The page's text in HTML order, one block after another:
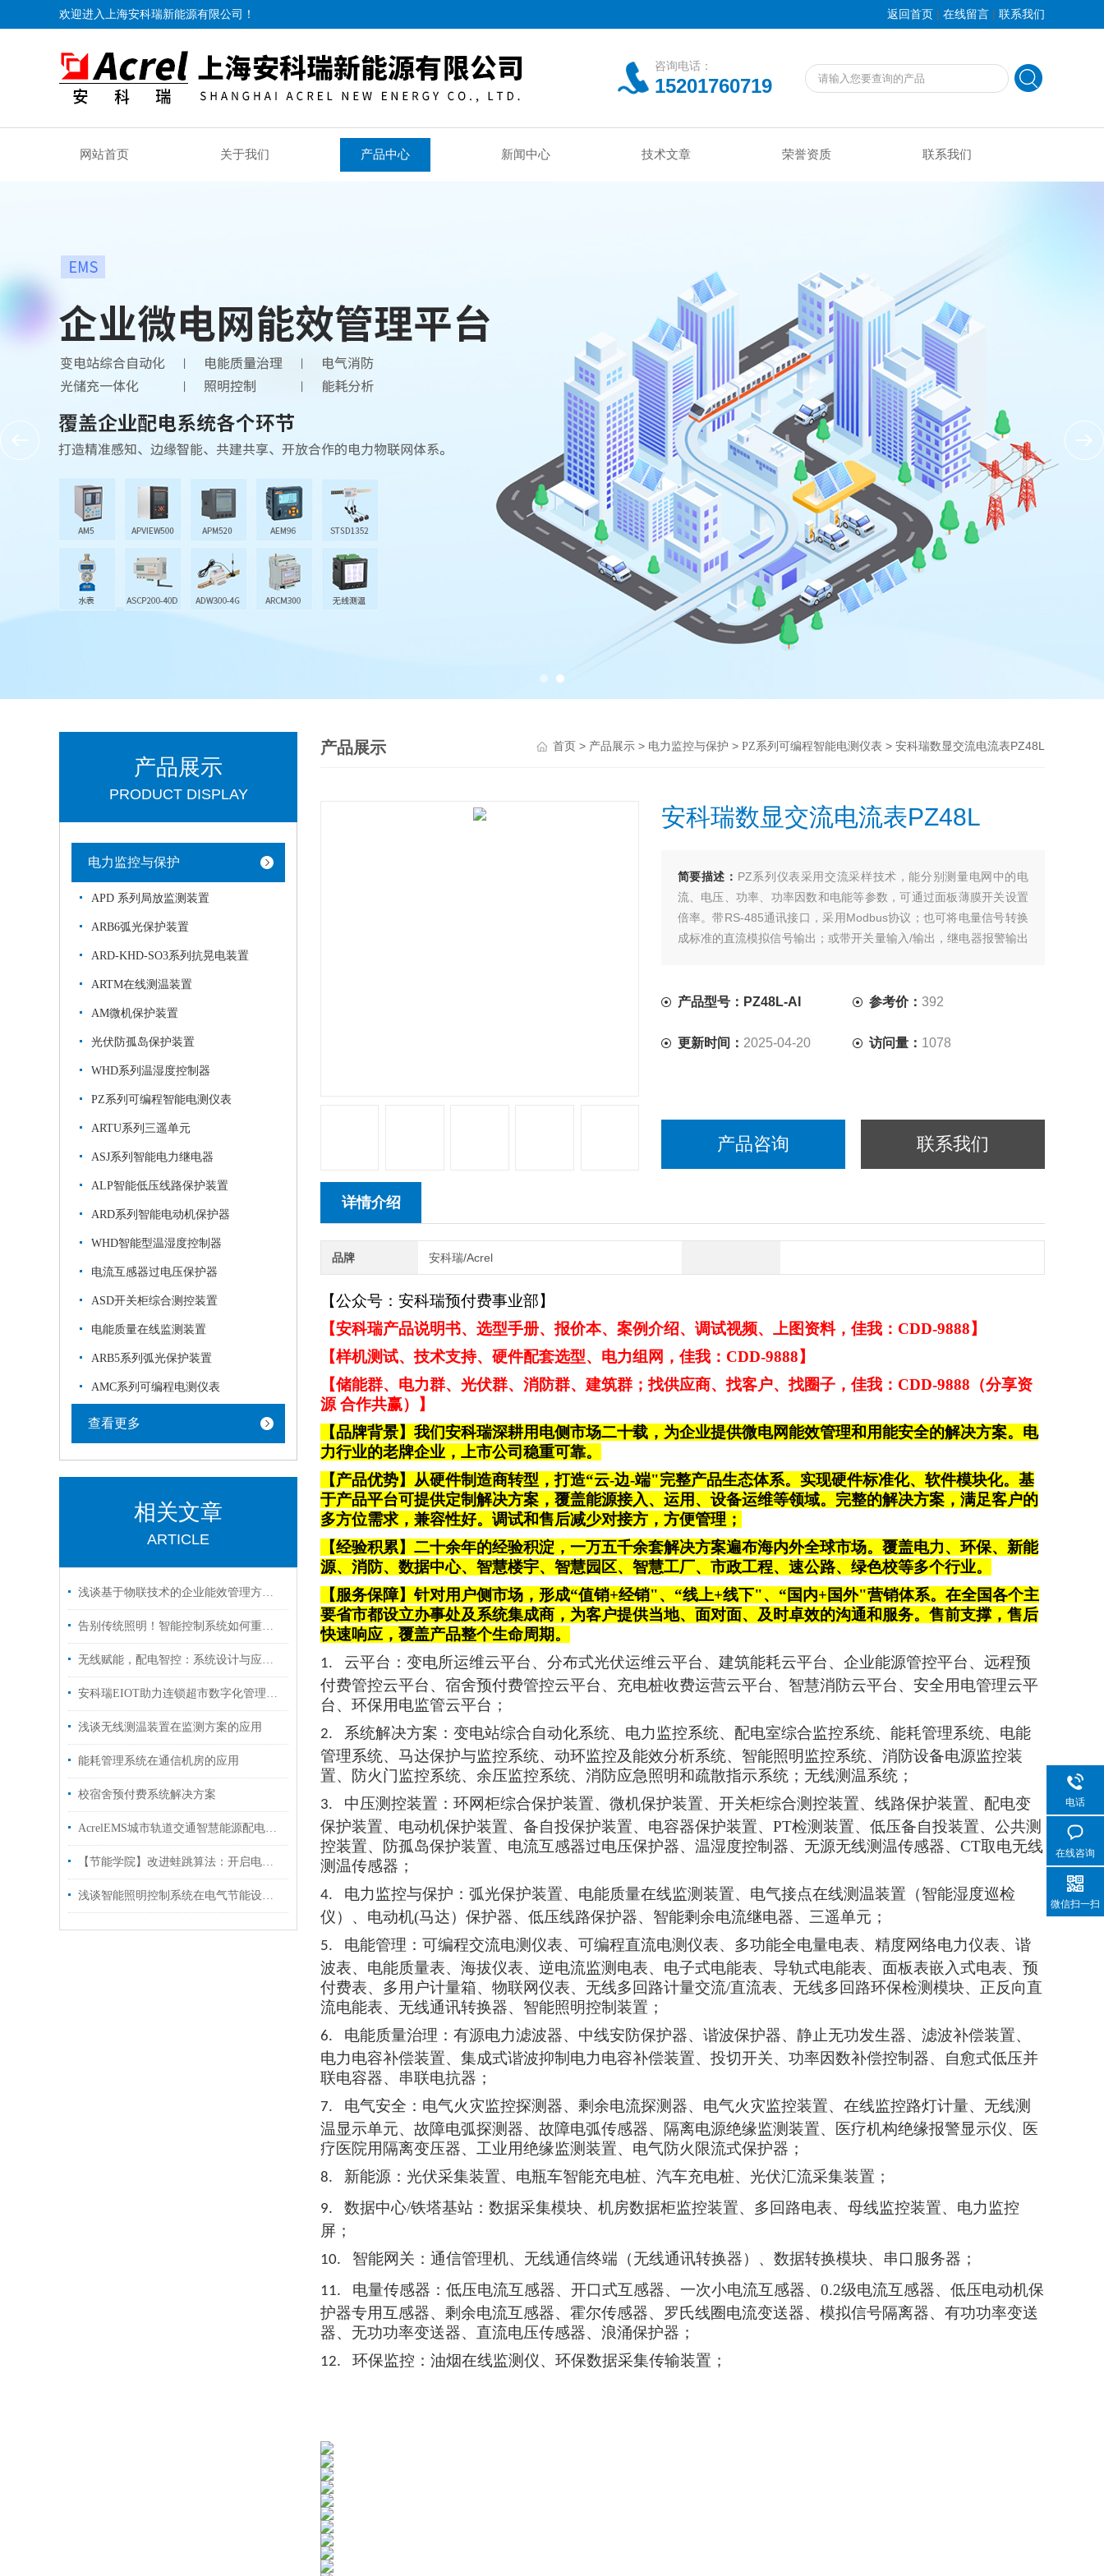
欢迎进入上海安科瑞新能源有限公司！ 返回首页 | 在线留言 | 联系我们
咨询电话：
15201760719
网站首页 关于我们 产品中心 新闻中心 技术文章 荣誉资质 联系我们
产品展示
PRODUCT DISPLAY
电力监控与保护
APD 系列局放监测装置
ARB6弧光保护装置
ARD-KHD-SO3系列抗晃电装置
ARTM在线测温装置
AM微机保护装置
光伏防孤岛保护装置
WHD系列温湿度控制器
PZ系列可编程智能电测仪表
ARTU系列三遥单元
ASJ系列智能电力继电器
ALP智能低压线路保护装置
ARD系列智能电动机保护器
WHD智能型温湿度控制器
电流互感器过电压保护器
ASD开关柜综合测控装置
电能质量在线监测装置
ARB5系列弧光保护装置
AMC系列可编程电测仪表
查看更多
相关文章
ARTICLE
浅谈基于物联技术的企业能效管理方法研究
告别传统照明！智能控制系统如何重塑轨道交通光环境
无线赋能，配电智控：系统设计与应用实践
安科瑞EIOT助力连锁超市数字化管理的全景探索
浅谈无线测温装置在监测方案的应用
能耗管理系统在通信机房的应用
校宿舍预付费系统解决方案
AcrelEMS城市轨道交通智慧能源配电解决方案
【节能学院】改进蛙跳算法：开启电动汽车有序充电新路径
浅谈智能照明控制系统在电气节能设计中的应用
产品展示 首页 > 产品展示 > 电力监控与保护 > PZ系列可编程智能电测仪表 > 安科瑞数显交流电流表PZ48L
安科瑞数显交流电流表PZ48L
简要描述： PZ系列仪表采用交流采样技术，能分别测量电网中的电
流、电压、功率、功率因数和电能等参数，可通过面板薄膜开关设置
倍率。带RS-485通讯接口，采用Modbus协议；也可将电量信号转换
成标准的直流模拟信号输出；或带开关量输入/输出，继电器报警输出
产品型号：PZ48L-AI 参考价：392
更新时间： 2025-04-20 访问量： 1078
产品咨询 联系我们
详情介绍
品牌 安科瑞/Acrel
【公众号：安科瑞预付费事业部】
【安科瑞产品说明书、选型手册、报价本、案例介绍、调试视频、上图资料，佳我：CDD-9888】
【样机测试、技术支持、硬件配套选型、电力组网，佳我：CDD-9888】
【储能群、电力群、光伏群、消防群、建筑群；找供应商、找客户、找圈子，佳我：CDD-9888（分享资
源 合作共赢）】
【品牌背景】我们安科瑞深耕用电侧市场二十载，为企业提供微电网能效管理和用能安全的解决方案。电
力行业的老牌企业，上市公司稳重可靠。
【产品优势】从硬件制造商转型，打造“云-边-端"完整产品生态体系。实现硬件标准化、软件模块化。基
于产品平台可提供定制解决方案，覆盖能源接入、运用、设备运维等领域。完整的解决方案，满足客户的
多方位需求，兼容性好。调试和售后减少对接方，方便管理；
【经验积累】二十余年的经验积淀，一万五千余套解决方案遍布海内外全球市场。覆盖电力、环保、新能
源、消防、数据中心、智慧楼宇、智慧园区、智慧工厂、市政工程、速公路、绿色校等多个行业。
【服务保障】针对用户侧市场，形成“值销+经销"、“线上+线下"、“国内+国外"营销体系。在全国各个主
要省市都设立办事处及系统集成商，为客户提供当地、面对面、及时卓效的沟通和服务。售前支撑，售后
快速响应，覆盖产品整个生命周期。
1. 云平台 ：变电所运维云平台、分布式光伏运维云平台、建筑能耗云平台、企业能源管控平台、远程预
付费管控云平台、宿舍预付费管控云平台、充电桩收费运营云平台、智慧消防云平台、安全用电管理云平
台、环保用电监管云平台；
2.
系统解决方案：变电站综合自动化系统、电力监控系统、配电室综合监控系统、能耗管理系统、电能
管理系统、马达保护与监控系统、动环监控及能效分析系统、智能照明监控系统、消防设备电源监控装
置、防火门监控系统、余压监控系统、消防应急照明和疏散指示系统； 无线测温系统 ；
3. 中压测控装置：环网柜综合保护装置、微机保护装置、开关柜综合测控装置、 线路保护装置、配电变
保护装置、电动机保护装置、备自投保护装置、电容器保护装置、PT检测装置、低压备自投装置、公共测
控装置、防孤岛保护装置、 电流互感器过电压保护器、温湿度控制器、无源无线测温传感器、 CT取电无线
测温传感器 ；
4.
电力监控与保护：弧光保护装置、电能质量在线监测装置、电气接点在线测温装置（智能湿度巡检
仪）、电动机(马达）保护器、低压线路保护器、智能剩余电流继电器、三遥单元；
5.
电能管理：可编程交流电测仪表、可编程直流电测仪表、多功能全电量电表、精度网络电力仪表、谐
波表、电能质量表、海拔仪表、逆电流监测电表、电子式电能表、导轨式电能表、 面板表嵌入式电表、预
付费表、多用户计量箱、物联网仪表、无线多回路计量交流/直流表、无线多回路环保检测模块、正反向直
流电能表、无线通讯转换器、智能照明控制装置；
6.
电能质量治理：有源电力滤波器、中线安防保护器、谐波保护器、静止无功发生器、滤波补偿装置、
电力电容补偿装置、集成式谐波抑制电力电容补偿装置、投切开关、功率因数补偿控制器、自愈式低压并
联电容器、串联电抗器；
7.
电气安全：电气火灾监控探测器、剩余电流探测器、电气火灾监控装置、在线监控路灯计量、无线测
温显示单元、故障电弧探测器、故障电弧传感器、隔离电源绝缘监测装置、医疗机构绝缘报警显示仪、医
疗医院用隔离变压器、工业用绝缘监测装置、电气防火限流式保护器；
8. 新能源：光伏采集装置、电瓶车智能充电桩、汽车充电桩、光伏汇流采集装置；
9.
数据中心/铁塔基站：数据采集模块、机房数据柜监控装置、多回路电表、母线监控装置、电力监控
屏；
10. 智能网关：通信管理机、无线通信终端（无线通讯转换器）、数据转换模块、串口服务器；
11.
电量传感器：低压电流互感器、开口式互感器、一次小电流互感器、0.2级电流互感器、低压电动机保
护器专用互感器、剩余电流互感器、霍尔传感器、罗氏线圈电流变送器、模拟信号隔离器、有功功率变送
器、无功功率变送器、直流电压传感器、浪涌保护器；
12. 环保监控：油烟在线监测仪、环保数据采集传输装置；
电话
在线咨询
微信扫一扫